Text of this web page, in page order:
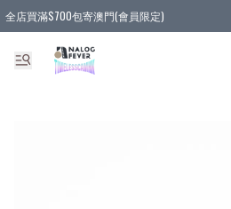
全店買滿$700包寄澳門(會員限定)
全店買滿3件貨品, 包寄順豐智能櫃/順豐站
全店買滿$580或5件貨品, 包寄順豐上門(會員限定)